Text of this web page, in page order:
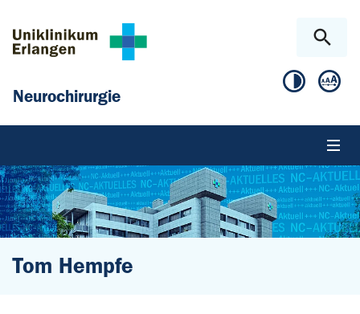
Neurochirurgie
Tom Hempfe